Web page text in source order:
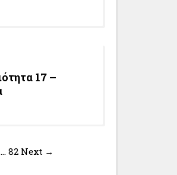
17 –
… 82 Next →